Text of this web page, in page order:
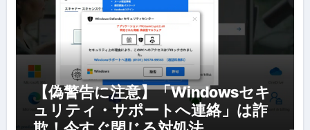
【偽警告に注意】「Windowsセキ
ュリティ・サポートへ連絡」は詐